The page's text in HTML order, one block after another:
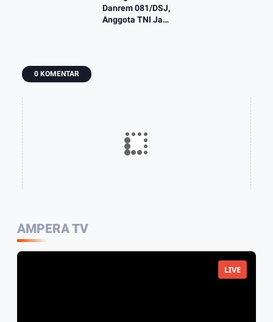
Danrem 081/DSJ,
Anggota TNI Jadi
0 KOMENTAR
AMPERA TV
LIVE